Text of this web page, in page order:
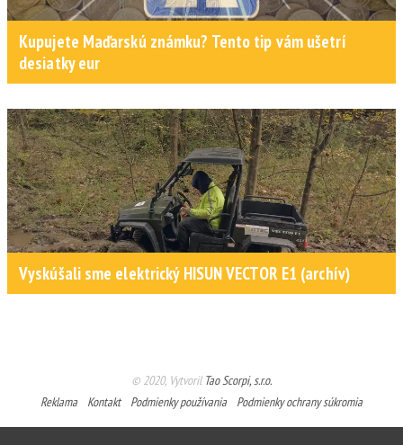
Kupujete Maďarskú známku? Tento tip vám ušetrí
desiatky eur
Vyskúšali sme elektrický HISUN VECTOR E1 (archív)
© 2020, Vytvoril Tao Scorpi, s.r.o.
Reklama
Kontakt Podmienky používania Podmienky ochrany súkromia